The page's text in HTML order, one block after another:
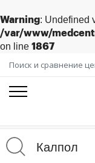
Warning: Undefined
/var/www/
on line 1867
Поиск и сравнение